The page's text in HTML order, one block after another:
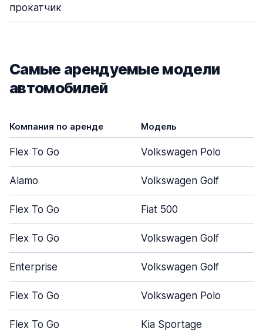
прокатчик
Самые арендуемые модели
автомобилей
Компания по аренде Модель
Flex To Go Volkswagen Polo
Alamo Volkswagen Golf
Flex To Go Fiat 500
Flex To Go Volkswagen Golf
Enterprise Volkswagen Golf
Flex To Go Volkswagen Polo
Flex To Go Kia Sportage